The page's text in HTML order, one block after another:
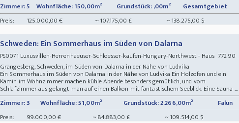
Zimmer: 5
Wohnfläche: 150,00m² Grundstück: ,00m²
Gesamtgebiet
Preis:
125.000,00 € ~ 107.175,00 £ ~ 138.275,00 $
Schweden: Ein Sommerhaus im Süden von Dalarna
PS0071 Luxusvillen-Herrenhaeuser-Schloesser-kaufen-Hungary-Northwest - Haus 772 90
Grängesberg, Schweden, im Süden von Dalarna in der Nähe von Ludvika
Ein Sommerhaus im Süden von Dalarna in der Nähe von Ludvika Ein Holzofen und ein
Kamin im Wohnzimmer machen kühle Abende besonders gemütlich, und vom
Schlafzimmer aus gelangt man auf einen Balkon mit fantastischem Seeblick. Eine Sauna ...
Zimmer: 3
Wohnfläche: 51,00m² Grundstück: 2.266,00m²
Falun
Preis:
99.000,00 € ~ 84.883,00 £ ~ 109.514,00 $